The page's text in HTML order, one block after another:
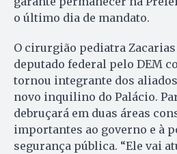
o último dia de mandato.
O cirurgião pediatra
deputado federal pelo DEM
tornou integrante dos
novo inquilino do Palácio.
debruçará em duas áreas
importantes ao governo e à
segurança pública. “Ele vai